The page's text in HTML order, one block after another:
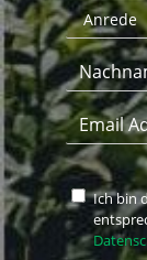
Ich bin